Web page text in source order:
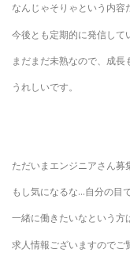
なんじゃそりゃという内容
今後とも定期的に発信して
まだまだ未熟なので、成長
うれしいです。
ただいまエンジニアさん募
もし気になるな…自分の目
一緒に働きたいなという方
求人情報ございますのでご